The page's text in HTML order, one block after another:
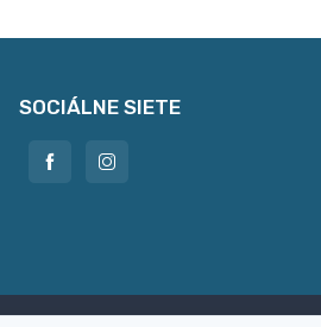
SOCIÁLNE SIETE